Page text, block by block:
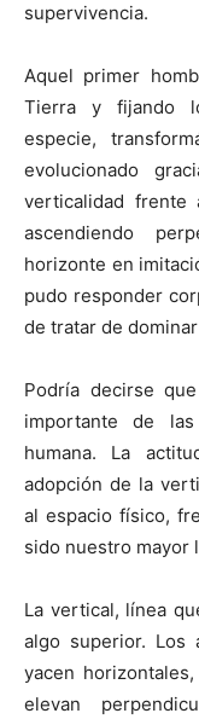
supervivencia.
Aquel primer
Tierra y fijando
especie,
evolucionado
verticalidad frente
ascendiendo
horizonte en
pudo responder
de tratar de
Podría decirse
importante de
humana. La
adopción de la
al espacio físico,
sido nuestro mayor
La vertical, línea
algo superior. Los
yacen
elevan